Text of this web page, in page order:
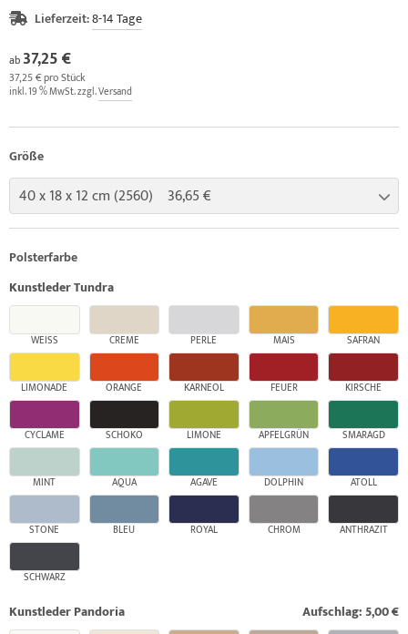
Lieferzeit:8-14 Tage
ab37,25 €
37,25 € pro Stück
inkl. 19 % MwSt. zzgl.Versand
Größe
40 x 18 x 12 cm (2560) 36,65 €
Polsterfarbe
Kunstleder Tundra
WEISS CREME PERLE MAIS SAFRAN
LIMONADE ORANGE KARNEOL FEUER KIRSCHE
CYCLAME SCHOKO LIMONE APFELGRÜN SMARAGD
MINT AQUA AGAVE DOLPHIN ATOLL
STONE BLEU ROYAL CHROM ANTHRAZIT
SCHWARZ
Kunstleder Pandoria Aufschlag: 5,00 €